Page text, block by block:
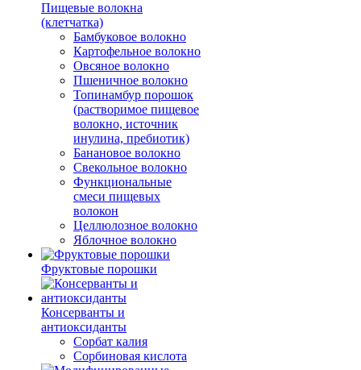
Пищевые волокна
(клетчатка)
Бамбуковое волокно
Картофельное волокно
Овсяное волокно
Пшеничное волокно
Топинамбур порошок
(растворимое пищевое
волокно, источник
инулина, пребиотик)
Банановое волокно
Свекольное волокно
Функциональные
смеси пищевых
волокон
Целлюлозное волокно
Яблочное волокно
Фруктовые порошки
Консерванты и
антиоксиданты
Сорбат калия
Сорбиновая кислота